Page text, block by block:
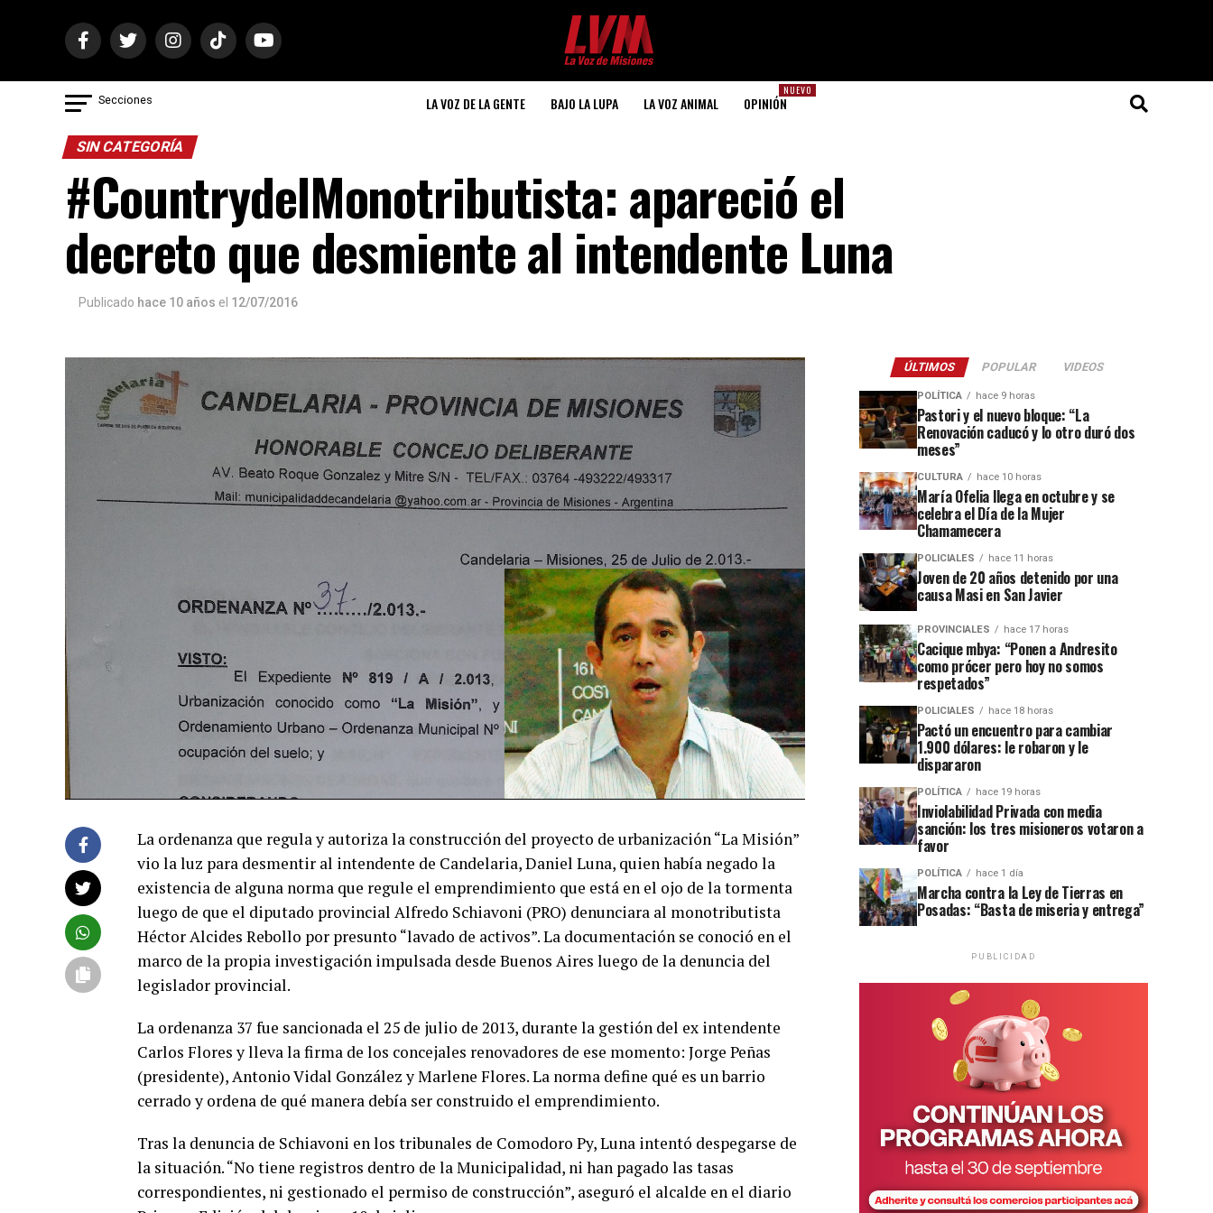
Secciones LA VOZ DE LA GENTE BAJO LA LUPA LA VOZ ANIMAL
NUEVO
OPINIÓN
SIN CATEGORÍA
#CountrydelMonotributista: apareció el
decreto que desmiente al intendente Luna
Publicado hace 10 años el 12/07/2016
La ordenanza que regula y autoriza la construcción del proyecto de urbanización “La Misión”
vio la luz para desmentir al intendente de Candelaria, Daniel Luna, quien había negado la
existencia de alguna norma que regule el emprendimiento que está en el ojo de la tormenta
luego de que el diputado provincial Alfredo Schiavoni (PRO) denunciara al monotributista
Héctor Alcides Rebollo por presunto “lavado de activos”. La documentación se conoció en el
marco de la propia investigación impulsada desde Buenos Aires luego de la denuncia del
legislador provincial.
La ordenanza 37 fue sancionada el 25 de julio de 2013, durante la gestión del ex intendente
Carlos Flores y lleva la firma de los concejales renovadores de ese momento: Jorge Peñas
(presidente), Antonio Vidal González y Marlene Flores. La norma define qué es un barrio
cerrado y ordena de qué manera debía ser construido el emprendimiento.
Tras la denuncia de Schiavoni en los tribunales de Comodoro Py, Luna intentó despegarse de
la situación. “No tiene registros dentro de la Municipalidad, ni han pagado las tasas
correspondientes, ni gestionado el permiso de construcción”, aseguró el alcalde en el diario
ÚLTIMOS POPULAR VIDEOS
POLÍTICA hace 9 horas
Pastori y el nuevo bloque: “La
Renovación caducó y lo otro duró dos
meses”
CULTURA hace 10 horas
María Ofelia llega en octubre y se
celebra el Día de la Mujer
Chamamecera
POLICIALES hace 11 horas
Joven de 20 años detenido por una
causa Masi en San Javier
PROVINCIALES hace 17 horas
Cacique mbya: “Ponen a Andresito
como prócer pero hoy no somos
respetados”
POLICIALES hace 18 horas
Pactó un encuentro para cambiar
1.900 dólares: le robaron y le
dispararon
POLÍTICA hace 19 horas
Inviolabilidad Privada con media
sanción: los tres misioneros votaron a
favor
POLÍTICA hace 1 día
Marcha contra la Ley de Tierras en
Posadas: “Basta de miseria y entrega”
PUBLICIDAD